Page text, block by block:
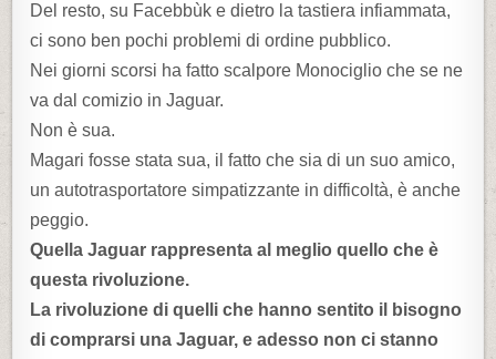
Del resto, su Facebbùk e dietro la tastiera infiammata,
ci sono ben pochi problemi di ordine pubblico.
Nei giorni scorsi ha fatto scalpore Monociglio che se ne
va dal comizio in Jaguar.
Non è sua.
Magari fosse stata sua, il fatto che sia di un suo amico,
un autotrasportatore simpatizzante in difficoltà, è anche
peggio.
Quella Jaguar rappresenta al meglio quello che è
questa rivoluzione.
La rivoluzione di quelli che hanno sentito il bisogno
di comprarsi una Jaguar, e adesso non ci stanno